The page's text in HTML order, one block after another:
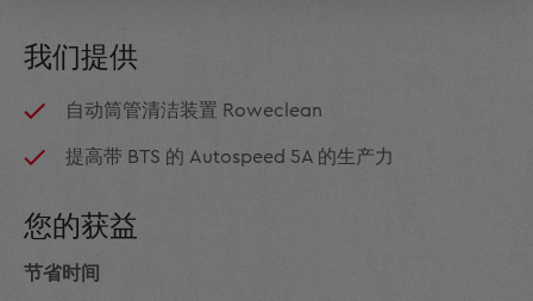
我们提供
自动筒管清洁装置 Roweclean
提高带 BTS 的 Autospeed 5A 的生产力
您的获益
节省时间